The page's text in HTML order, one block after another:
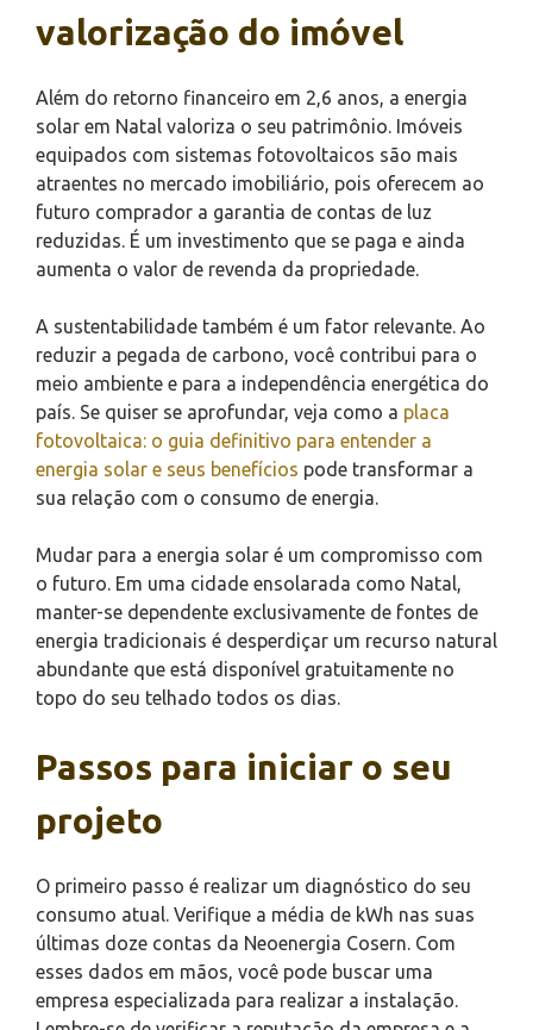
valorização do imóvel
Além do retorno financeiro em 2,6 anos, a energia
solar em Natal valoriza o seu patrimônio. Imóveis
equipados com sistemas fotovoltaicos são mais
atraentes no mercado imobiliário, pois oferecem ao
futuro comprador a garantia de contas de luz
reduzidas. É um investimento que se paga e ainda
aumenta o valor de revenda da propriedade.
A sustentabilidade também é um fator relevante. Ao
reduzir a pegada de carbono, você contribui para o
meio ambiente e para a independência energética do
país. Se quiser se aprofundar, veja como a placa
fotovoltaica: o guia definitivo para entender a
energia solar e seus benefícios pode transformar a
sua relação com o consumo de energia.
Mudar para a energia solar é um compromisso com
o futuro. Em uma cidade ensolarada como Natal,
manter-se dependente exclusivamente de fontes de
energia tradicionais é desperdiçar um recurso natural
abundante que está disponível gratuitamente no
topo do seu telhado todos os dias.
Passos para iniciar o seu
projeto
O primeiro passo é realizar um diagnóstico do seu
consumo atual. Verifique a média de kWh nas suas
últimas doze contas da Neoenergia Cosern. Com
esses dados em mãos, você pode buscar uma
empresa especializada para realizar a instalação.